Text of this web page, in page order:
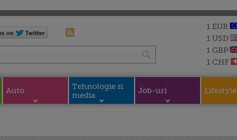
1 EUR
1 USD
1 GBP
1 CHF
Auto
Tehnologie si
media
Job-uri Lifestyle